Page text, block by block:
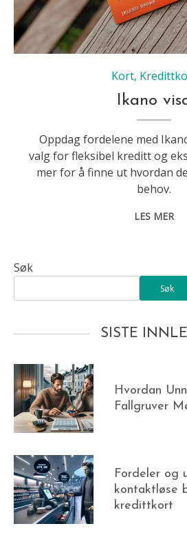
Kort,
Ikano
Oppdag fordelene med
valg for fleksibel kreditt og
mer for å finne ut hvordan
behov.
LES MER
Søk
Søk
SISTE
Hvordan
Fallgruver
Fordeler og
kontaktløse
kredittkort